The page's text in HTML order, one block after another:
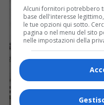
Alcuni fornitori potrebbero
base dell'interesse
le tue opzioni qui sotto.
pagina o nel menu del sito
nelle impostazioni della